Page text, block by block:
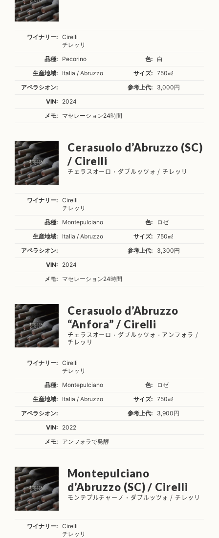
ワイナリー:
Cirelli
チレッリ
品種:
Pecorino 色:
白
生産地域:
Italia / Abruzzo サイズ:
750㎖
アペラシオン:
参考上代:
3,000円
VIN:
2024
メモ:
マセレーション24時間
Cerasuolo d’Abruzzo (SC)
/ Cirelli
チェラスオーロ・ダブルッツォ / チレッリ
ワイナリー:
Cirelli
チレッリ
品種:
Montepulciano 色:
ロゼ
生産地域:
Italia / Abruzzo サイズ:
750㎖
アペラシオン:
参考上代:
3,300円
VIN:
2024
メモ:
マセレーション24時間
Cerasuolo d’Abruzzo
“Anfora” / Cirelli
チェラスオーロ・ダブルッツォ・アンフォラ /
チレッリ
ワイナリー:
Cirelli
チレッリ
品種:
Montepulciano 色:
ロゼ
生産地域:
Italia / Abruzzo サイズ:
750㎖
アペラシオン:
参考上代:
3,900円
VIN:
2022
メモ:
アンフォラで発酵
Montepulciano
d’Abruzzo (SC) / Cirelli
モンテプルチャーノ・ダブルッツォ / チレッリ
ワイナリー:
Cirelli
チレッリ